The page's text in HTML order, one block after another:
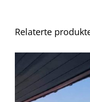
Relaterte